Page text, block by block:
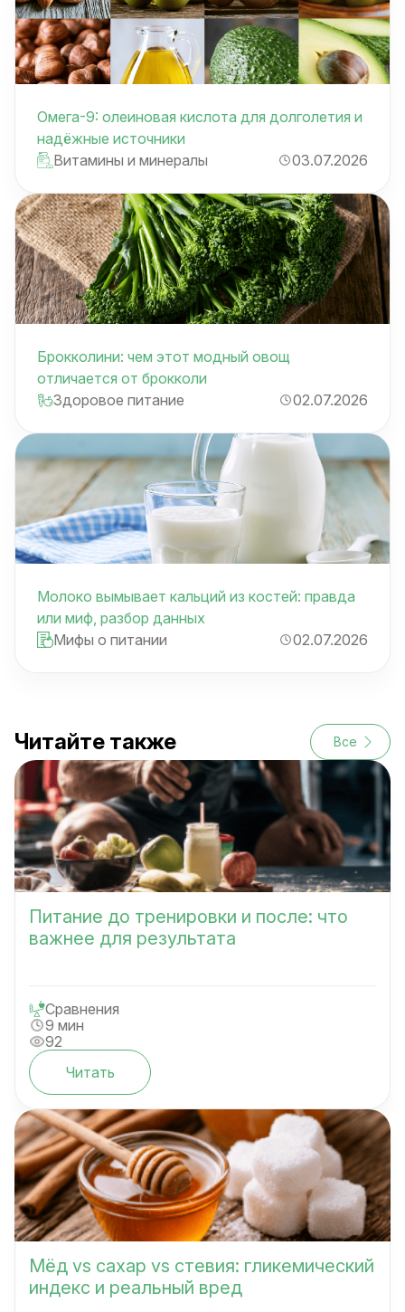
Омега-9: олеиновая кислота для долголетия и
надёжные источники
Витамины и минералы
03.07.2026
Брокколини: чем этот модный овощ
отличается от брокколи
Здоровое питание
02.07.2026
Молоко вымывает кальций из костей: правда
или миф, разбор данных
Мифы о питании
02.07.2026
Читайте также Все
Питание до тренировки и после: что
важнее для результата
Сравнения
9 мин
92
Читать
Мёд vs сахар vs стевия: гликемический
индекс и реальный вред